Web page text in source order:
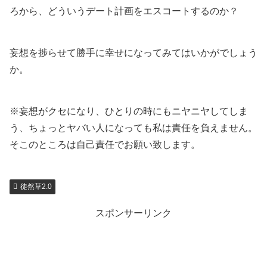
ろから、どういうデート計画をエスコートするのか？
妄想を捗らせて勝手に幸せになってみてはいかがでしょう
か。
※妄想がクセになり、ひとりの時にもニヤニヤしてしま
う、ちょっとヤバい人になっても私は責任を負えません。
そこのところは自己責任でお願い致します。
徒然草2.0
スポンサーリンク